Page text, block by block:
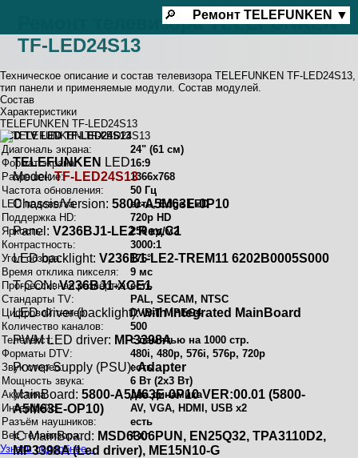
☰
🔎 Ремонт TELEFUNKEN ▼
Ремонт телевизора TELEFUNKEN
TF-LED24S13
Техническое описание и состав телевизора TELEFUNKEN TF-LED24S13,
тип панели и применяемые модули. Состав модулей.
Состав
Характеристики
TELEFUNKEN TF-LED24S13
LCD TV LED TF-LED24S13
Диагональ экрана:
24" (61 см)
Формат экрана:
16:9
Разрешение:
1366x768
Частота обновления:
50 Гц
LED подсветка:
есть, Edge LED
Поддержка HD:
720p HD
Яркость:
250 кд/м2
Контрастность:
3000:1
Угол обзора:
176°
Время отклика пикселя:
9 мс
Прогрессивная развёртка:есть
Стандарты TV:
PAL, SECAM, NTSC
Цифровой тюнер:
DVB-T MPEG4
Количество каналов:
500
Телетекст:
с памятью на 1000 стр.
Форматы DTV:
480i, 480p, 576i, 576p, 720p
Звук стерео:
есть
Мощность звука:
6 Вт (2x3 Вт)
Акустика:
два динамика
Интерфейс:
AV, VGA, HDMI, USB x2
Разъём наушников:
есть
Вес телевизора:
4 кг
Узнать подробнее...
TELEFUNKEN LED
Model:TF-LED24S13
Chassis/Version: 5800-A5M63E-0P10
Panel: V236BJ1-LE2 Rev.C1
LED backlight: V236B1-LE2-TREM11 6202B0005S000
T-CON:V236BJ1-XCE1
LED driver (backlight):with integrated MainBoard
PWM LED driver: MP3398A
Power Supply (PSU):Adapter
MainBoard: 5800-A5M63E-0P10 VER:00.01 (5800-
A5M63E-OP10)
IC MainBoard: MSD6306PUN, EN25Q32, TPA3110D2,
MP3398A (Led driver), ME15N10-G